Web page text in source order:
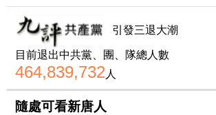
引發三退大潮
目前退出中共黨、團、隊總人數
464,839,732 人
隨處可看新唐人